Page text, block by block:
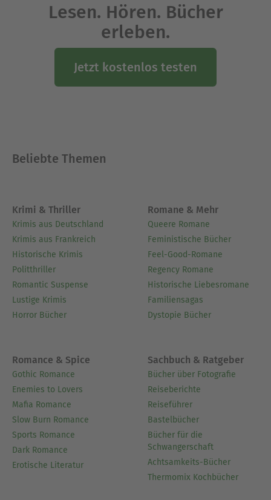
Lesen. Hören. Bücher
erleben.
Jetzt kostenlos testen
Beliebte Themen
Krimi & Thriller
Krimis aus Deutschland
Krimis aus Frankreich
Historische Krimis
Politthriller
Romantic Suspense
Lustige Krimis
Horror Bücher
Romane & Mehr
Queere Romane
Feministische Bücher
Feel-Good-Romane
Regency Romane
Historische Liebesromane
Familiensagas
Dystopie Bücher
Romance & Spice
Gothic Romance
Enemies to Lovers
Mafia Romance
Slow Burn Romance
Sports Romance
Dark Romance
Erotische Literatur
Sachbuch & Ratgeber
Bücher über Fotografie
Reiseberichte
Reiseführer
Bastelbücher
Bücher für die
Schwangerschaft
Achtsamkeits-Bücher
Thermomix Kochbücher